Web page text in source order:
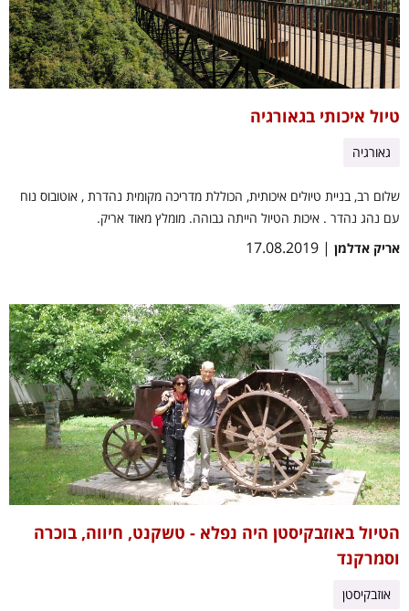
טיול איכותי בגאורגיה
גאורגיה
שלום רב, בניית טיולים איכותית, הכוללת מדריכה מקומית נהדרת , אוטובוס נוח
עם נהג נהדר . איכות הטיול הייתה גבוהה. מומלץ מאוד אריק.
אריק אדלמן | 17.08.2019
הטיול באוזבקיסטן היה נפלא - טשקנט, חיווה, בוכרה
וסמרקנד
אוזבקיסטן